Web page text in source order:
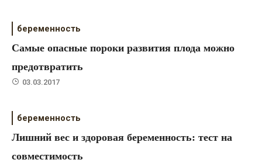
беременность
Самые опасные пороки развития плода можно
предотвратить
03.03.2017
беременность
Лишний вес и здоровая беременность: тест на
совместимость